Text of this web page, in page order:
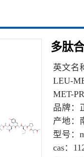
多肽
英文名
LEU-
MET-
品牌：
产地：
型号：
cas：